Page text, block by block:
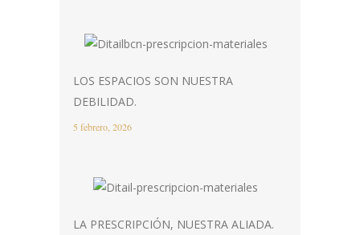
LOS ESPACIOS SON NUESTRA
DEBILIDAD.
5 febrero, 2026
LA PRESCRIPCIÓN, NUESTRA ALIADA.